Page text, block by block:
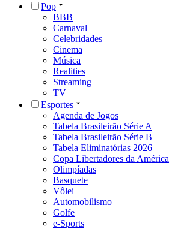
Pop
BBB
Carnaval
Celebridades
Cinema
Música
Realities
Streaming
TV
Esportes
Agenda de Jogos
Tabela Brasileirão Série A
Tabela Brasileirão Série B
Tabela Eliminatórias 2026
Copa Libertadores da América
Olimpíadas
Basquete
Vôlei
Automobilismo
Golfe
e-Sports